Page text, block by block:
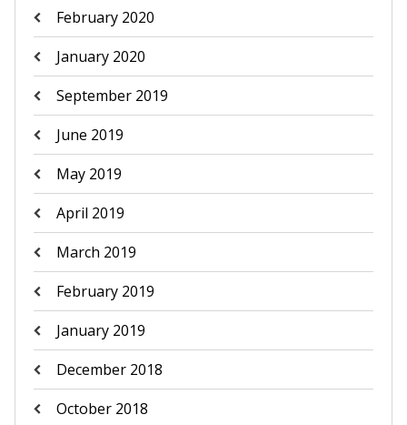
February 2020
January 2020
September 2019
June 2019
May 2019
April 2019
March 2019
February 2019
January 2019
December 2018
October 2018